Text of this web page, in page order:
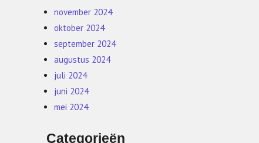
november 2024
oktober 2024
september 2024
augustus 2024
juli 2024
juni 2024
mei 2024
Categorieën